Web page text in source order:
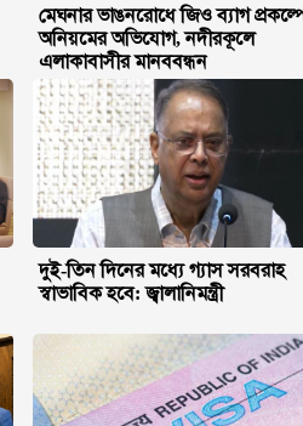
মেঘনার ভাঙনরোধে জিও ব্যাগ
অনিয়মের অভিযোগ, নদীরকূলে
এলাকাবাসীর মানববন্ধন
দুই-তিন দিনের মধ্যে গ্যাস সরবরাহ
স্বাভাবিক হবে: জ্বালানিমন্ত্রী